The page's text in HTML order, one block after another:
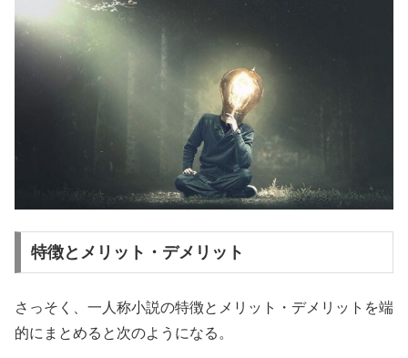
特徴とメリット・デメリット
さっそく、一人称小説の特徴とメリット・デメリットを端
的にまとめると次のようになる。